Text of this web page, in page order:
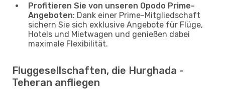
Profitieren Sie von unseren Opodo Prime-
Angeboten: Dank einer Prime-Mitgliedschaft
sichern Sie sich exklusive Angebote für Flüge,
Hotels und Mietwagen und genießen dabei
maximale Flexibilität.
Fluggesellschaften, die Hurghada -
Teheran anfliegen